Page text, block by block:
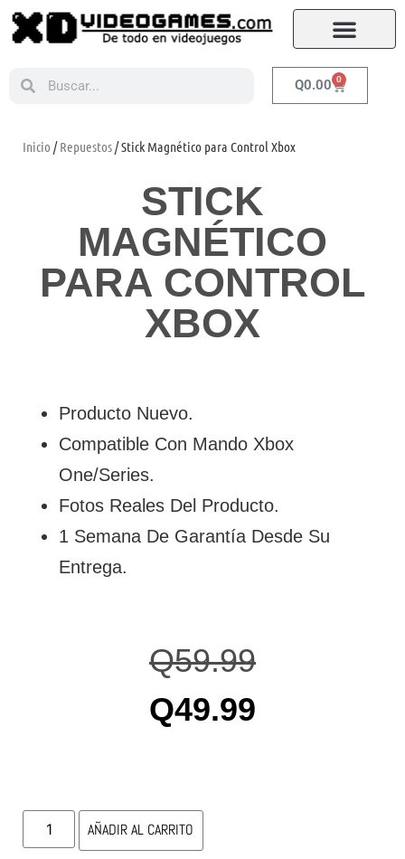
Q0.00 0
Inicio /Repuestos/ Stick Magnético para Control Xbox
STICK
MAGNÉTICO
PARA CONTROL
XBOX
Producto Nuevo.
Compatible Con Mando Xbox
One/Series.
Fotos Reales Del Producto.
1 Semana De Garantía Desde Su
Entrega.
Q59.99
Q49.99
AÑADIR AL CARRITO